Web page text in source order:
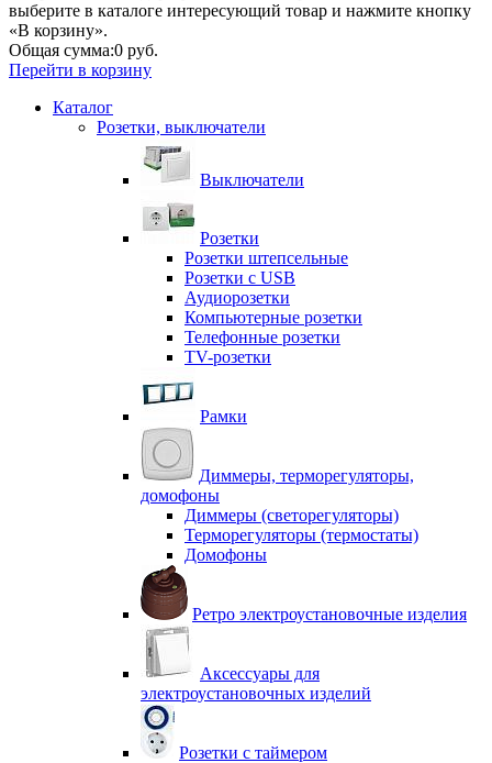
выберите в каталоге интересующий товар и нажмите кнопку
«В корзину».
Общая сумма:0 руб.
Перейти в корзину
Каталог
Розетки, выключатели
Выключатели
Розетки
Розетки штепсельные
Розетки с USB
Аудиорозетки
Компьютерные розетки
Телефонные розетки
TV-розетки
Рамки
Диммеры, терморегуляторы,
домофоны
Диммеры (светорегуляторы)
Терморегуляторы (термостаты)
Домофоны
Ретро электроустановочные изделия
Аксессуары для
электроустановочных изделий
Розетки с таймером